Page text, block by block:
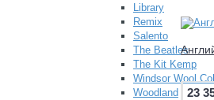
Library
Remix
Salento
The Beatles
The Kit Kemp
Windsor Wool
Woodland
23